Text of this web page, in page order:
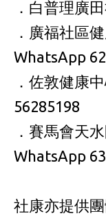
．白普理廣
．廣福社區
WhatsApp
．佐敦健康
56285198
．賽馬會天
WhatsApp
社康亦提供